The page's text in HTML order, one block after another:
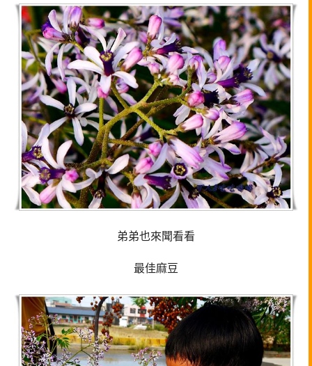
弟弟也來聞看看
最佳麻豆